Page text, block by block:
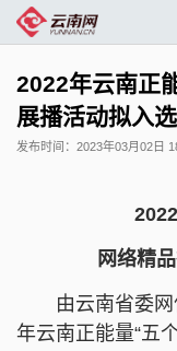
2022年云南正
展播活动拟入
发布时间： 2023年03月02日
2022
网络精品
由云南省委
年云南正能量“五